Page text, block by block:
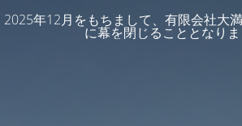
2025年12月をもちまして、有限会社大
に幕を閉じることとなり